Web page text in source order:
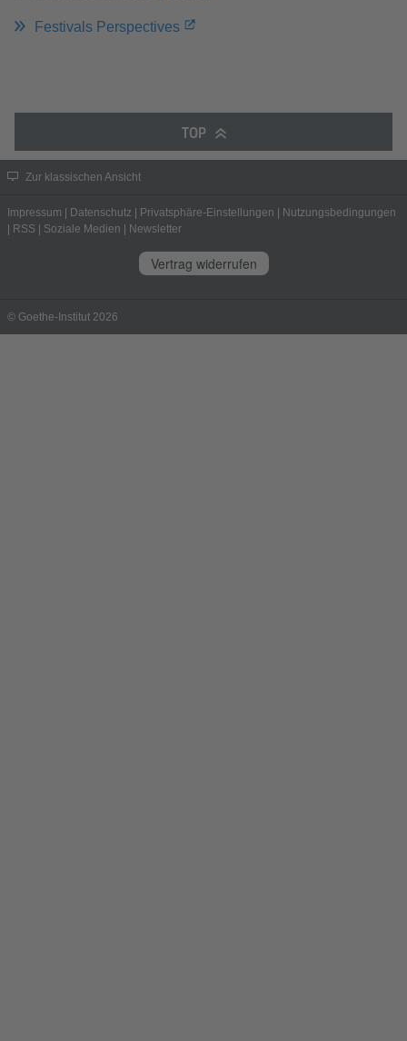
Festivals Perspectives
TOP
Zur klassischen Ansicht
Impressum Datenschutz Privatsphäre-Einstellungen
Nutzungsbedingungen
RSS Soziale Medien Newsletter
Vertrag widerrufen
© Goethe-Institut 2026